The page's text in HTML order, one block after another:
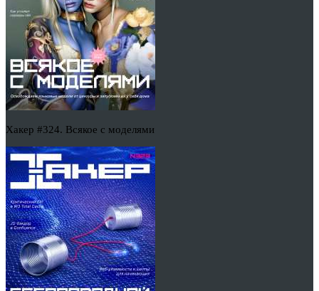
Хакер #324. Всякое с моделями